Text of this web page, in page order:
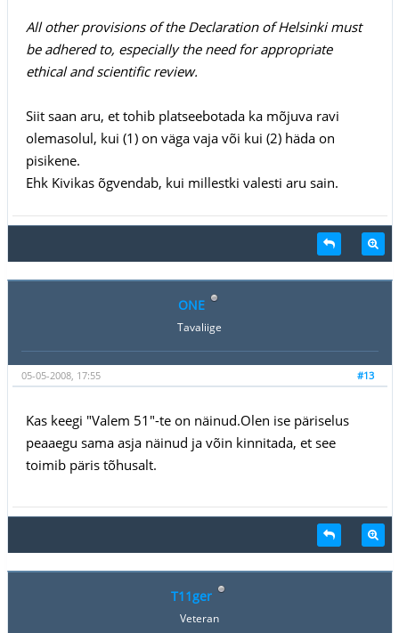
All other provisions of the Declaration of Helsinki must
be adhered to, especially the need for appropriate
ethical and scientific review.
Siit saan aru, et tohib platseebotada ka mõjuva ravi
olemasolul, kui (1) on väga vaja või kui (2) häda on
pisikene.
Ehk Kivikas õgvendab, kui millestki valesti aru sain.
ONE
Tavaliige
#13
05-05-2008, 17:55
Kas keegi "Valem 51"-te on näinud.Olen ise päriselus
peaaegu sama asja näinud ja võin kinnitada, et see
toimib päris tõhusalt.
T11ger
Veteran